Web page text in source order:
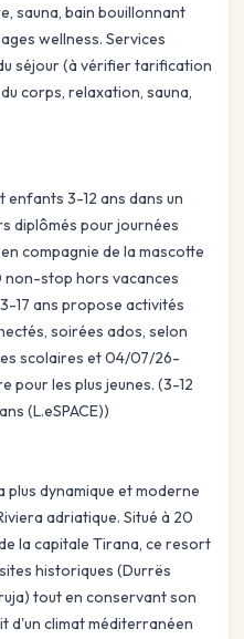
sauna, bain bouillonnant
wellness. Services
séjour (à vérifier tarification
corps, relaxation, sauna,
enfants 3-12 ans dans un
diplômés pour journées
compagnie de la mascotte
non-stop hors vacances
17 ans propose activités
soirées ados, selon
scolaires et 04/07/26-
pour les plus jeunes. (3-12
(L.eSPACE))
dynamique et moderne
adriatique. Situé à 20
la capitale Tirana, ce resort
historiques (Durrës
tout en conservant son
d'un climat méditerranéen